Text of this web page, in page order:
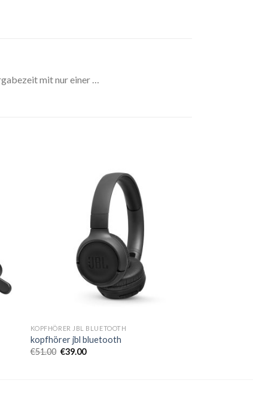
mit nur einer …
KOPFHÖRER JBL BLUETOOTH
kopfhörer jbl bluetooth
€51.00 €39.00